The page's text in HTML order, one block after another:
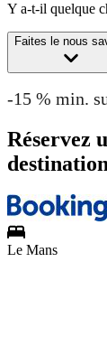
Y a-t-il quelque
Faites le nous
-15 % min.
Réservez
Le Mans